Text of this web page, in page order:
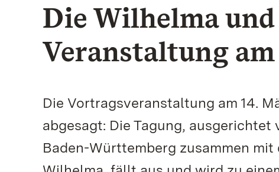
Die Wilhelma
Veranstaltung
Die Vortragsveranstaltung am 14.
abgesagt: Die Tagung,
Baden-Württemberg zusammen